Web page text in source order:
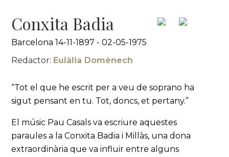
Conxita Badia
Barcelona 14-11-1897 - 02-05-1975
Redactor: Eulàlia Domènech
“Tot el que he escrit per a veu de soprano ha
sigut pensant en tu. Tot, doncs, et pertany.”
El músic Pau Casals va escriure aquestes
paraules a la Conxita Badia i Millàs, una dona
extraordinària que va influir entre alguns